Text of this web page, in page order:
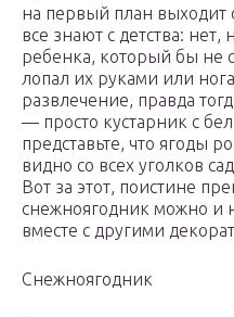
на первый план
все знают с детства:
ребенка, который бы не
лопал их руками или
развлечение, правда
— просто кустарник с
представьте, что ягоды
видно со всех уголков
Вот за этот, поистине
снежноягодник можно и
вместе с другими
Снежноягодник